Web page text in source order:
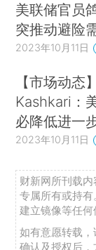
美联储官员
突推动避险
2023年10月11日
【市场动态
Kashkari：
必降低进一
2023年10月11日
财新网所刊载
专属所有或持
建立镜像等任何
如有意愿转载
确认及授权后，